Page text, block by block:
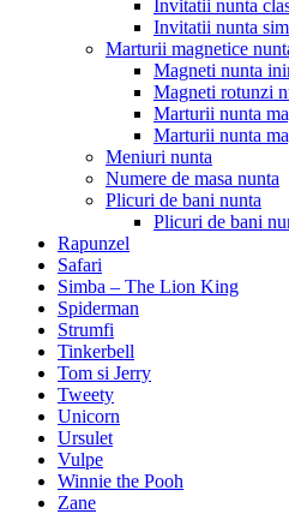
Invitatii nunta
Invitatii nunta
Marturii magnetice
Magneti nunta
Magneti rotunzi
Marturii nunta
Marturii nunta
Meniuri nunta
Numere de masa nunta
Plicuri de bani nunta
Plicuri de bani
Rapunzel
Safari
Simba – The Lion King
Spiderman
Strumfi
Tinkerbell
Tom si Jerry
Tweety
Unicorn
Ursulet
Vulpe
Winnie the Pooh
Zane